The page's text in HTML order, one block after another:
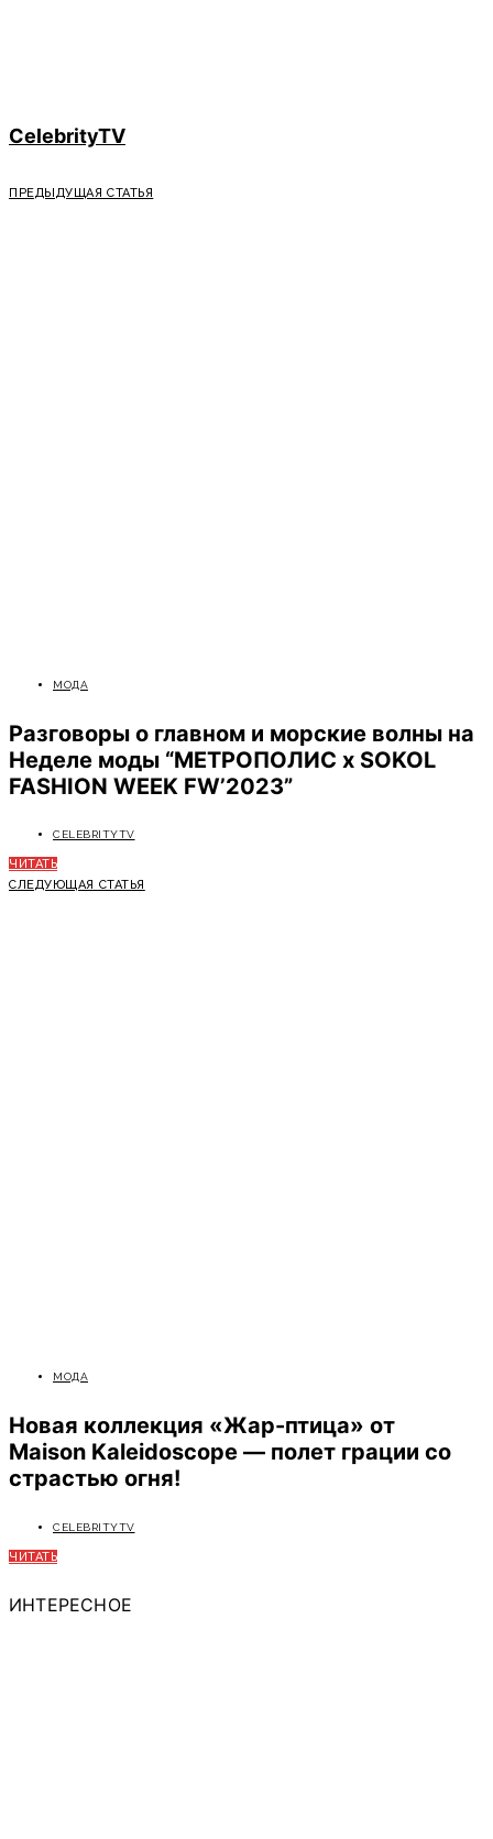
CelebrityTV
ПРЕДЫДУЩАЯ СТАТЬЯ
МОДА
Разговоры о главном и морские волны на
Неделе моды “МЕТРОПОЛИС x SOKOL
FASHION WEEK FW’2023”
CELEBRITYTV
ЧИТАТЬ
СЛЕДУЮЩАЯ СТАТЬЯ
МОДА
Новая коллекция «Жар-птица» от
Maison Kaleidoscope — полет грации со
страстью огня!
CELEBRITYTV
ЧИТАТЬ
ИНТЕРЕСНОЕ